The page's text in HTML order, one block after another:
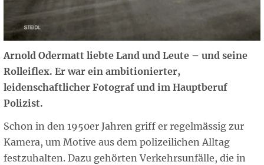
Arnold Odermatt liebte Land und Leute – und seine
Rolleiflex. Er war ein ambitionierter,
leidenschaftlicher Fotograf und im Hauptberuf
Polizist.
Schon in den 1950er Jahren griff er regelmässig zur
Kamera, um Motive aus dem polizeilichen Alltag
festzuhalten. Dazu gehörten Verkehrsunfälle, die in